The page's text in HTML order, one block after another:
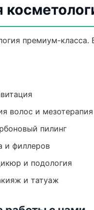
премиум-
волос и мезотерапия
пилинг
и филлеров
и подология
и татуаж